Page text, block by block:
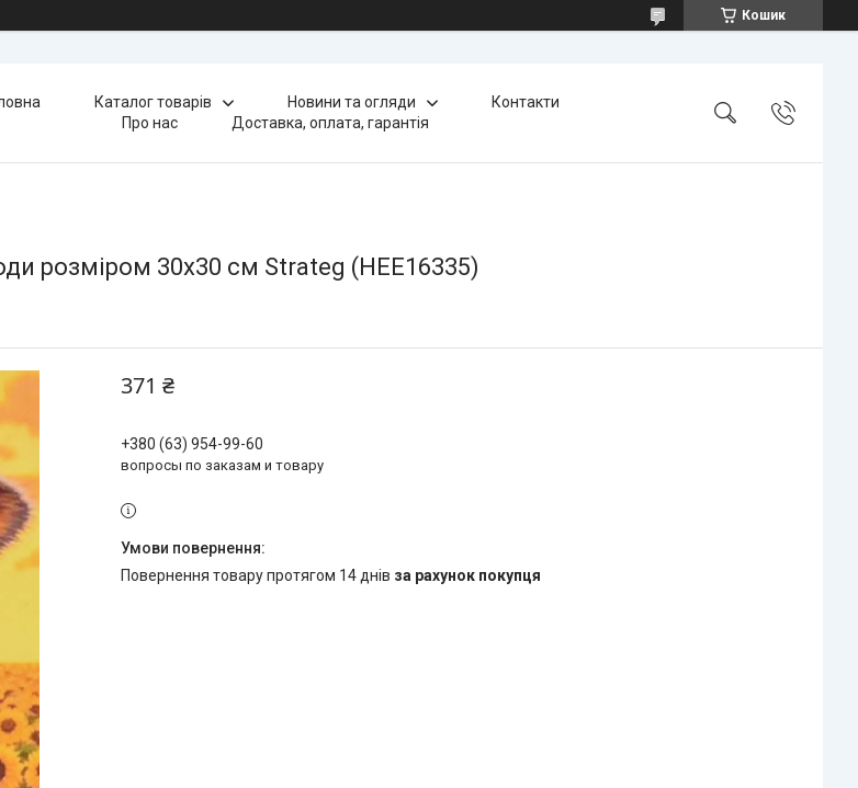
Кошик
Каталог товарів Новини та огляди
Контакти
Про нас
Доставка, оплата, гарантія
розміром 30х30 см Strateg (HEE16335)
371 ₴
+380 (63) 954-99-60
вопросы по заказам и товару
повернення товару протягом 14 днів за рахунок покупця